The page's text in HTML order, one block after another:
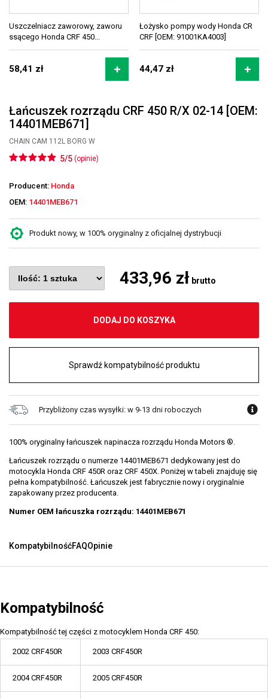
Uszczelniacz zaworowy, zaworu
ssącego Honda CRF 450...
58,41 zł
Łożysko pompy wody Honda CR
CRF [OEM: 91001KA4003]
44,47 zł
Łańcuszek rozrządu CRF 450 R/X 02-14 [OEM:
14401MEB671]
CHAIN CAM 112L BORG W
5/5 (opinie)
Producent: Honda
OEM: 14401MEB671
Produkt nowy, w 100% oryginalny z oficjalnej dystrybucji
433,96 zł brutto
DODAJ DO KOSZYKA
Sprawdź kompatybilność produktu
Przybliżony czas wysyłki: w 9-13 dni roboczych
100% oryginalny łańcuszek napinacza rozrządu Honda Motors ®.
Łańcuszek rozrządu o numerze 14401MEB671 dedykowany jest do
motocykla Honda CRF 450R oraz CRF 450X. Poniżej w tabeli znajduję się
pełna kompatybilność. Łańcuszek jest fabrycznie nowy i oryginalnie
zapakowany przez producenta.
Numer OEM łańcuszka rozrządu: 14401MEB671
KompatybilnośćFAQOpinie
Kompatybilność
Kompatybilność tej części z motocyklem Honda CRF 450:
2002 CRF450R 2003 CRF450R
2004 CRF450R 2005 CRF450R